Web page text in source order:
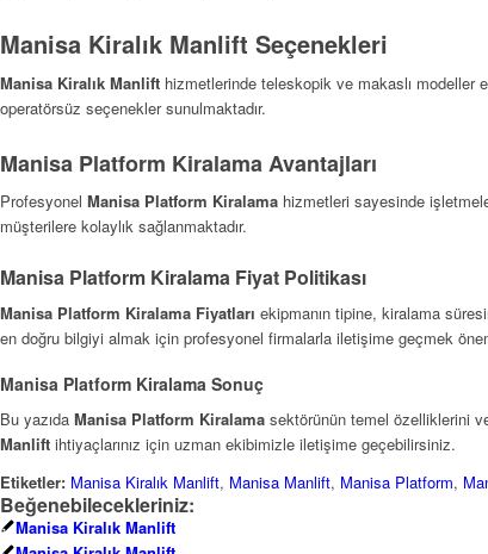
Manisa Kiralık Manlift Seçenekleri
Manisa Kiralık Manlift hizmetlerinde teleskopik ve makaslı modeller
operatörsüz seçenekler sunulmaktadır.
Manisa Platform Kiralama Avantajları
Profesyonel Manisa Platform Kiralama hizmetleri sayesinde
müşterilere kolaylık sağlanmaktadır.
Manisa Platform Kiralama Fiyat Politikası
Manisa Platform Kiralama Fiyatları ekipmanın tipine, kiralama
en doğru bilgiyi almak için profesyonel firmalarla iletişime geçmek
Manisa Platform Kiralama Sonuç
Bu yazıda Manisa Platform Kiralama sektörünün temel özelliklerini
Manlift ihtiyaçlarınız için uzman ekibimizle iletişime geçebilirsiniz.
Etiketler: Manisa Kiralık Manlift, Manisa Manlift, Manisa Platform,
Beğenebilecekleriniz:
Manisa Kiralık Manlift